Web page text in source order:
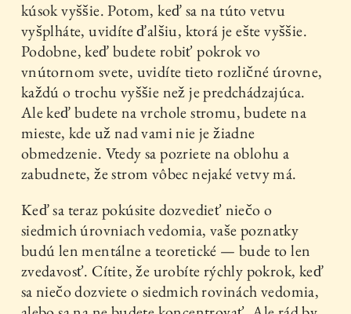
kúsok vyššie. Potom, keď sa na túto vetvu
vyšplháte, uvidíte ďalšiu, ktorá je ešte vyššie.
Podobne, keď budete robiť pokrok vo
vnútornom svete, uvidíte tieto rozličné úrovne,
každú o trochu vyššie než je predchádzajúca.
Ale keď budete na vrchole stromu, budete na
mieste, kde už nad vami nie je žiadne
obmedzenie. Vtedy sa pozriete na oblohu a
zabudnete, že strom vôbec nejaké vetvy má.
Keď sa teraz pokúsite dozvedieť niečo o
siedmich úrovniach vedomia, vaše poznatky
budú len mentálne a teoretické — bude to len
zvedavosť. Cítite, že urobíte rýchly pokrok, keď
sa niečo dozviete o siedmich rovinách vedomia,